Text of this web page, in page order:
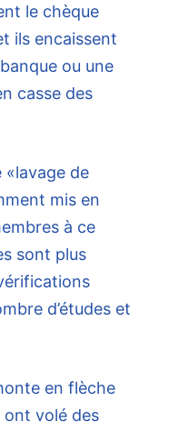
le chèque
ils encaissent
ou une
casse des
«lavage de
mis en
à ce
sont plus
d’études et
en flèche
ont volé des